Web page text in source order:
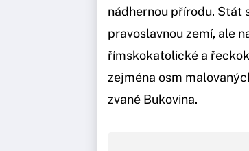
nádhernou přírodu. Stát
pravoslavnou zemí, ale
římskokatolické a
zejména osm
zvané Bukovina.